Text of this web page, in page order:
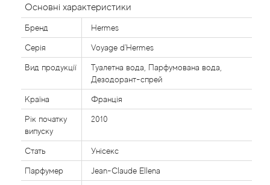
Основні характеристики
Бренд Hermes
Серія Voyage d'Hermes
Вид продукції
Туалетна вода, Парфумована вода,
Дезодорант-спрей
Країна Франція
Рік початку
випуску
2010
Стать Унісекс
Парфумер Jean-Claude Ellena
Aerin Lauder
Affinessence
Afnan
Agatha Ruiz de la Prada
Agent Provocateur
Agonist